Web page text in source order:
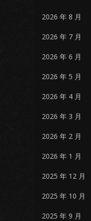
2026 年 8 月
2026 年 7 月
2026 年 6 月
2026 年 5 月
2026 年 4 月
2026 年 3 月
2026 年 2 月
2026 年 1 月
2025 年 12 月
2025 年 10 月
2025 年 9 月